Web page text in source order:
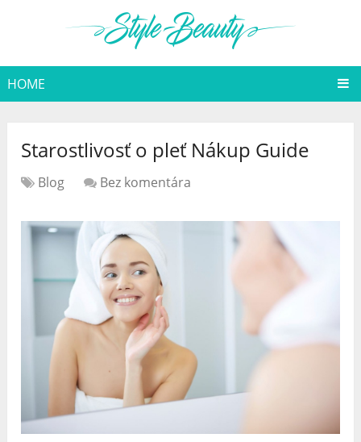
HOME
Starostlivosť o pleť Nákup Guide
Blog Bez komentára